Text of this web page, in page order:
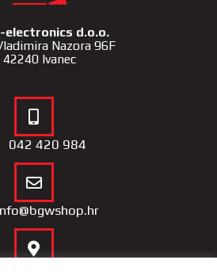
electronics d.o.o.
Nazora 96F
42240 Ivanec
042 420 984